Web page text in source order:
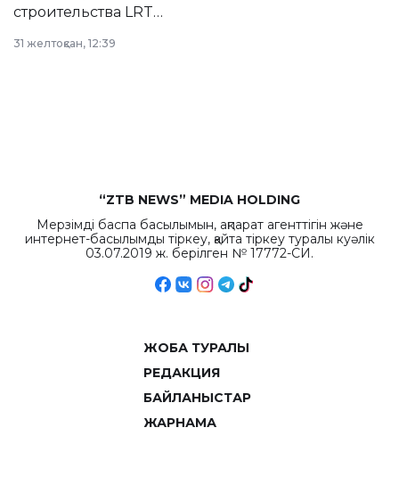
строительства LRT
республиканского
31 желтоқсан, 12:39
“ZTB NEWS” MEDIA HOLDING
Мерзімді баспа басылымын, ақпарат агенттігін және
интернет-басылымды тіркеу, қайта тіркеу туралы куәлік
03.07.2019 ж. берілген № 17772-СИ.
ЖОБА ТУРАЛЫ
РЕДАКЦИЯ
БАЙЛАНЫСТАР
ЖАРНАМА